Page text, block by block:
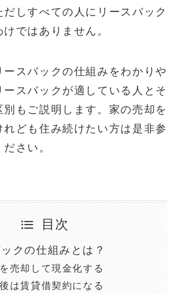
だしすべての人にリースバック
ではありません。
ースバックの仕組みをわかりや
スバックが適している人とそ
別もご説明します。家の売却を
ども住み続けたい方は是非参
ださい。
目次
クの仕組みとは？
売却して現金化する
は賃貸借契約になる